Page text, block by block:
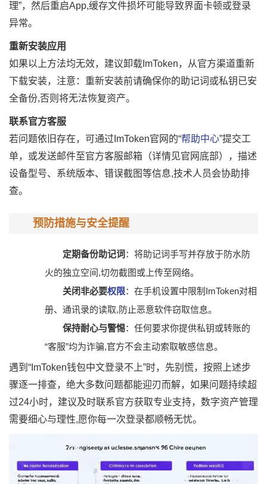
理”，然后重启App,缓存文件损坏可能导致界面卡顿或登录
异常。
重新安装应用
如果以上方法均无效，建议卸载ImToken，从官方渠道重新
下载安装，注意：重新安装前请确保你的助记词或私钥已安
全备份,否则将无法恢复资产。
联系官方客服
若问题依旧存在，可通过ImToken官网的“帮助中心”提交工
单，或发送邮件至官方客服邮箱（详情见官网底部），描述
设备型号、系统版本、错误截图等信息,技术人员会协助排
查。
预防措施与安全提醒
定期备份助记词 ：将助记词手写并存放于防水防
火的独立空间,切勿截图或上传至网络。
关闭非必要权限：在手机设置中限制ImToken对相
册、通讯录的读取,防止恶意软件窃取信息。
保持耐心与警惕：任何要求你提供私钥或转账的
“客服”均为诈骗,官方不会主动索取敏感信息。
遇到“ImToken钱包中文登录不上”时，先别慌，按照上述步
骤逐一排查，绝大多数问题都能迎刃而解，如果问题持续超
过24小时，建议及时联系官方获取专业支持，数字资产管理
需要细心与理性,愿你每一次登录都顺畅无忧。